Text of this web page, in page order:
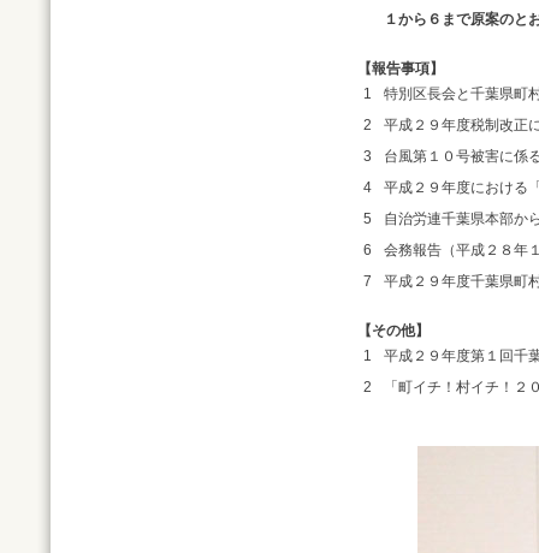
１から６まで原案のと
【報告事項】
1
特別区長会と千葉県町
2
平成２９年度税制改正
3
台風第１０号被害に係
4
平成２９年度における
5
自治労連千葉県本部か
6
会務報告（平成２８年
7
平成２９年度千葉県町
【その他】
1
平成２９年度第１回千
2
「町イチ！村イチ！２